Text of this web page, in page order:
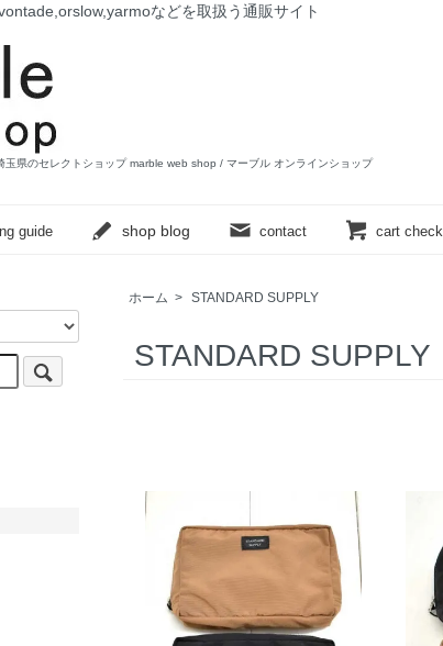
などを取扱う通販サイト
県のセレクトショップ marble web shop / マーブル オンラインショップ
guide shop blog contact cart check
ホーム > STANDARD SUPPLY
STANDARD SUPPLY